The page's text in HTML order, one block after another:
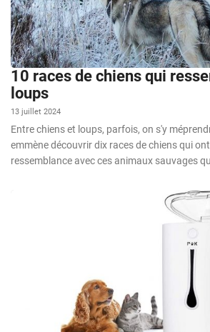
10 races de chiens qui
loups
13 juillet 2024
Entre chiens et loups, parfois, on s'y
emmène découvrir dix races de chiens qui
ressemblance avec ces animaux sauvages